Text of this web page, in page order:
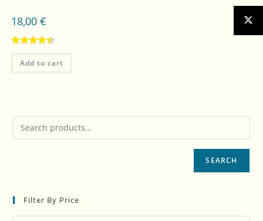
18,00 €
Rated4.50
out of 5
Add to cart
SEARCH
Filter By Price